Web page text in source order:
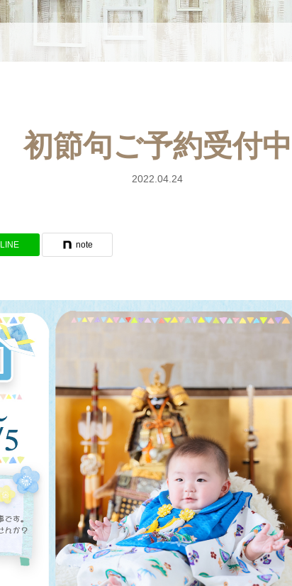
初節句ご予約受付中
2022.04.24
LINE note